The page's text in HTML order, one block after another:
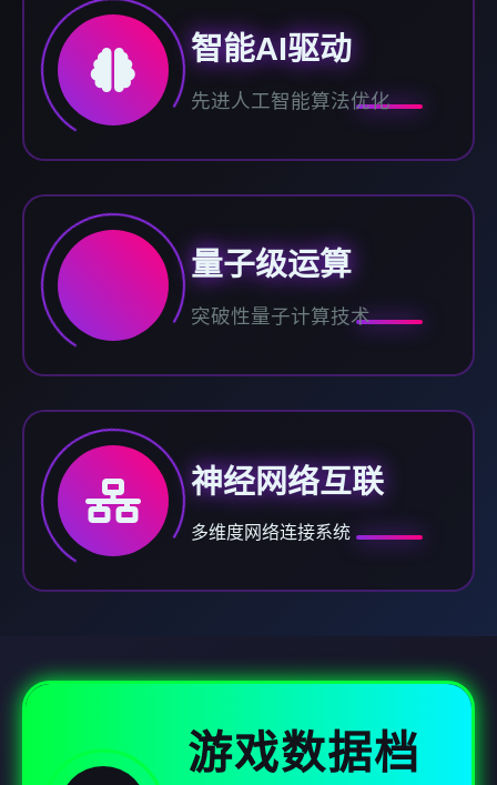
智能AI驱动
先进人工智能算法优化
量子级运算
突破性量子计算技术
神经网络互联
多维度网络连接系统
游戏数据档